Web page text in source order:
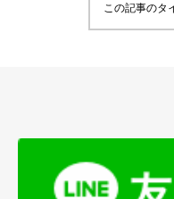
この記事のタ